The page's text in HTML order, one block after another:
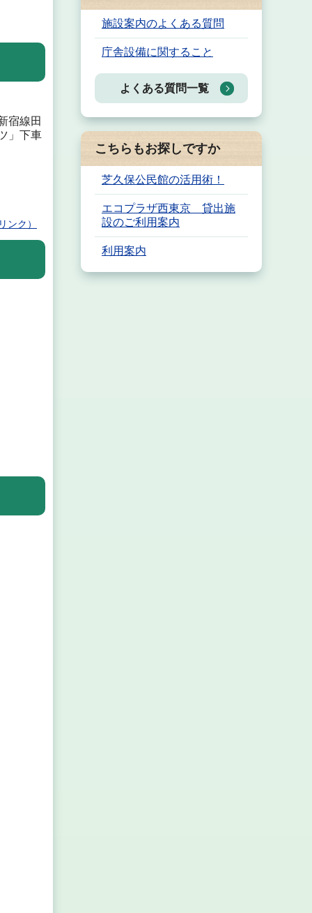
宿線田
」下車
ンク）
施設案内のよくある質問
庁舎設備に関すること
よくある質問一覧
こちらもお探しですか
芝久保公民館の活用術！
エコプラザ西東京 貸出施
設のご利用案内
利用案内